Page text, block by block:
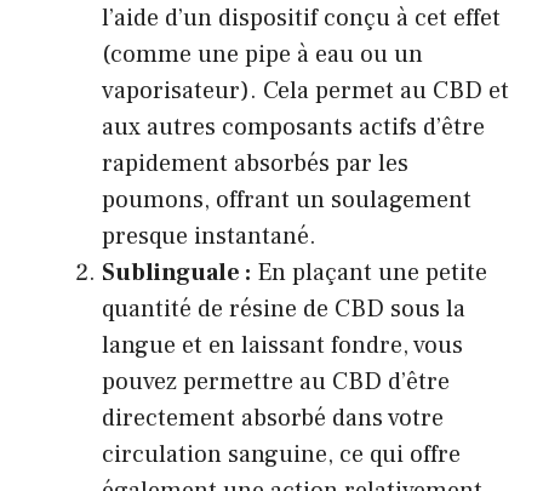
l’aide d’un dispositif conçu à cet effet
(comme une pipe à eau ou un
vaporisateur). Cela permet au CBD et
aux autres composants actifs d’être
rapidement absorbés par les
poumons, offrant un soulagement
presque instantané.
Sublinguale : En plaçant une petite
quantité de résine de CBD sous la
langue et en laissant fondre, vous
pouvez permettre au CBD d’être
directement absorbé dans votre
circulation sanguine, ce qui offre